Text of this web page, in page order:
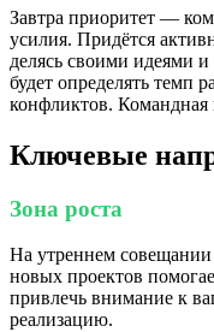
Завтра приоритет —
усилия. Придётся
делясь своими идеями
будет определять темп
конфликтов. Командная
Ключевые
Зона роста
На утреннем совещании
новых проектов
привлечь внимание к
реализацию.